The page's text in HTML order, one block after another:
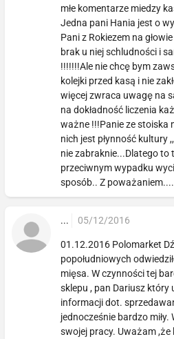
młe komentarze miedzy
Jedna pani Hania jest o
Pani z Rokiezem na
brak u niej schludności i
!!!!!!!Ale nie chcę bym
kolejki przed kasą i nie
więcej zwraca uwagę na
na dokładność liczenia
ważne !!!Panie ze stoiska
nich jest płynność kultury
nie zabraknie...Dlatego to
przeciwnym wypadku
sposób.. Z poważaniem....
... 05/12/2016
01.12.2016 Polomarket
popołudniowych
mięsa. W czynności tej
sklepu , pan Dariusz który
informacji dot.
jednocześnie bardzo miły.
swojej pracy. Uważam